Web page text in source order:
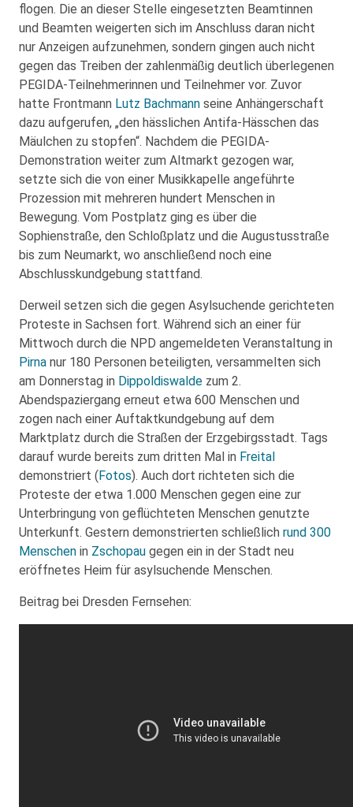
flogen. Die an dieser Stelle eingesetzten Beamtinnen
und Beamten weigerten sich im Anschluss daran nicht
nur Anzeigen aufzunehmen, sondern gingen auch nicht
gegen das Treiben der zahlenmäßig deutlich überlegenen
PEGIDA-Teilnehmerinnen und Teilnehmer vor. Zuvor
hatte Frontmann Lutz Bachmann seine Anhängerschaft
dazu aufgerufen, „den hässlichen Antifa-Hässchen das
Mäulchen zu stopfen“. Nachdem die PEGIDA-
Demonstration weiter zum Altmarkt gezogen war,
setzte sich die von einer Musikkapelle angeführte
Prozession mit mehreren hundert Menschen in
Bewegung. Vom Postplatz ging es über die
Sophienstraße, den Schloßplatz und die Augustusstraße
bis zum Neumarkt, wo anschließend noch eine
Abschlusskundgebung stattfand.
Derweil setzen sich die gegen Asylsuchende gerichteten
Proteste in Sachsen fort. Während sich an einer für
Mittwoch durch die NPD angemeldeten Veranstaltung in
Pirna nur 180 Personen beteiligten, versammelten sich
am Donnerstag in Dippoldiswalde zum 2.
Abendspaziergang erneut etwa 600 Menschen und
zogen nach einer Auftaktkundgebung auf dem
Marktplatz durch die Straßen der Erzgebirgsstadt. Tags
darauf wurde bereits zum dritten Mal in Freital
demonstriert (Fotos). Auch dort richteten sich die
Proteste der etwa 1.000 Menschen gegen eine zur
Unterbringung von geflüchteten Menschen genutzte
Unterkunft. Gestern demonstrierten schließlich rund 300
Menschen in Zschopau gegen ein in der Stadt neu
eröffnetes Heim für asylsuchende Menschen.
Beitrag bei Dresden Fernsehen: